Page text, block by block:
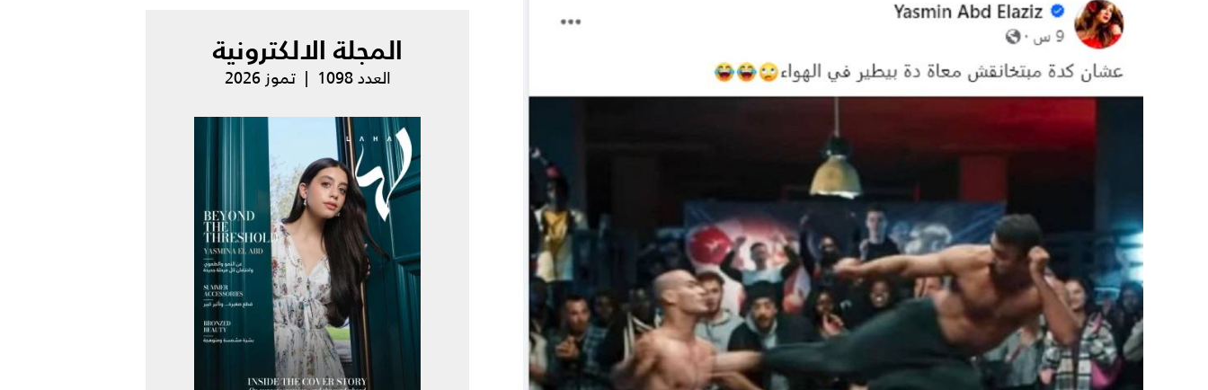
المجلة الالكترونية
العدد 1098 | تموز 2026